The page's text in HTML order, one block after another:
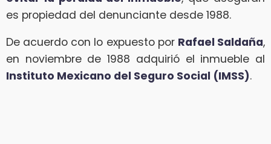
es propiedad del denunciante desde 1988.
De acuerdo con lo expuesto por Rafael Saldaña,
en noviembre de 1988 adquirió el inmueble al
Instituto Mexicano del Seguro Social (IMSS).